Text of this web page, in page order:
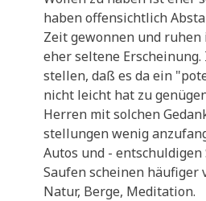
haben offen­sicht­lich
Zeit gewon­nen und ruhen
eher sel­te­ne
stel­len, daß es da ein
nicht leicht hat zu
Her­ren mit sol­chen
stel­lun­gen wenig
Autos und - ent­schul­di­gen
Sau­fen schei­nen häu­fi­ger
Natur, Ber­ge, Meditation.